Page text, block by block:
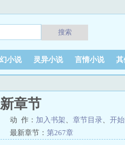
搜索
小说 灵异小说 言情小说 其
章节
动 作： 加入书架 章节目录
开
最新章节： 第267章